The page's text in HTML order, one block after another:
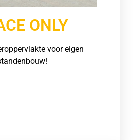
ONLY
voor eigen